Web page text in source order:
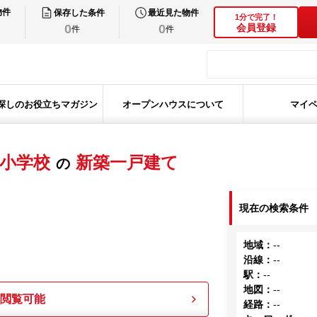
件 保存した条件
0件
最近見た物件
0件
1分で完了！
会員登録
しのお役立ちマガジン オープンハウスについて マイ
学校 の 新築一戸建て
覧可能
現在の検索条件
地域 ：--
沿線 ：--
駅 ：--
地図 ：--
経路 ：--